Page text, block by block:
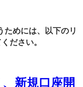
ためには、以下のリ
ださい。
新規口座開